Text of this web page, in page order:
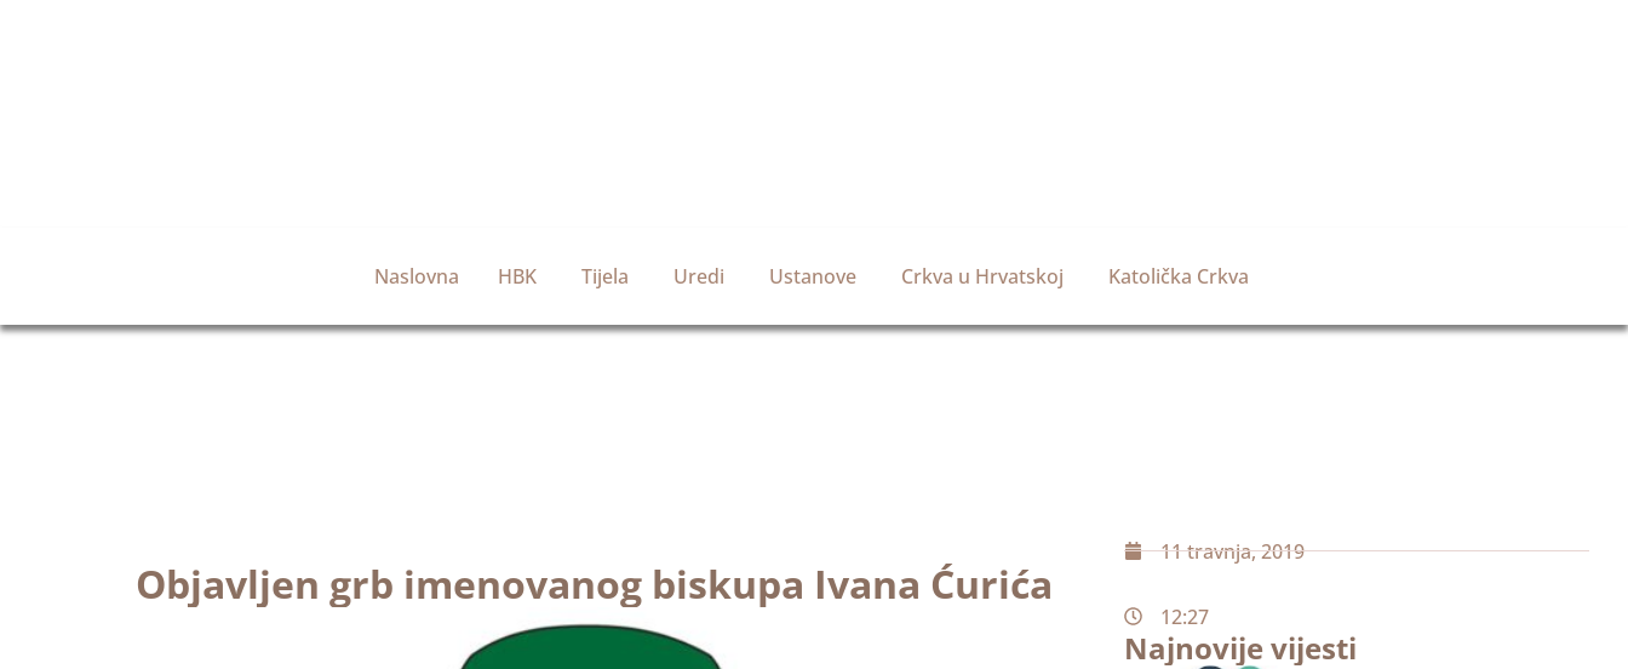
Naslovna HBK Tijela Uredi Ustanove Crkva u Hrvatskoj Katolička Crkva
Objavljen grb imenovanog biskupa Ivana Ćurića
11 travnja, 2019
12:27
Najnovije vijesti